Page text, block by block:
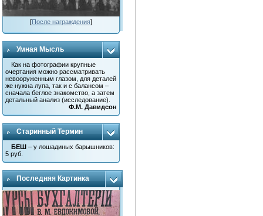
[После награждения]
Умная Мысль
Как на фотографии крупные
очертания можно рассматривать
невооруженным глазом, для деталей
же нужна лупа, так и с балансом –
сначала беглое знакомство, а затем
детальный анализ (исследование).
Ф.М. Давидсон
Старинный Термин
БЕШ – у лошадиных барышников:
5 руб.
Последняя Картинка